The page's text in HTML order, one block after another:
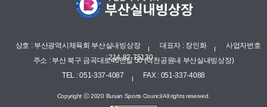
상호 : 부산광역시체육회 부산실내빙상장 대표자 : 장인화
사업자번호
: 214-82-75130
주소 : 부산 북구 금곡대로46번길 50 (덕천공원내 부산실내빙상장)
TEL : 051-337-4087
FAX : 051-337-4088
Copyright ⓒ 2020 Busan Sports Council All rights reserved.